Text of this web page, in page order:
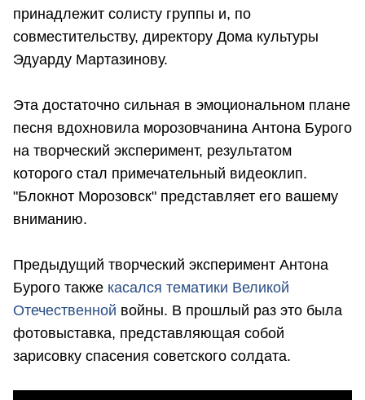
принадлежит солисту группы и, по
совместительству, директору Дома культуры
Эдуарду Мартазинову.
Эта достаточно сильная в эмоциональном плане
песня вдохновила морозовчанина Антона Бурого
на творческий эксперимент, результатом
которого стал примечательный видеоклип.
"Блокнот Морозовск" представляет его вашему
вниманию.
Предыдущий творческий эксперимент Антона
Бурого также касался тематики Великой
Отечественной войны. В прошлый раз это была
фотовыставка, представляющая собой
зарисовку спасения советского солдата.